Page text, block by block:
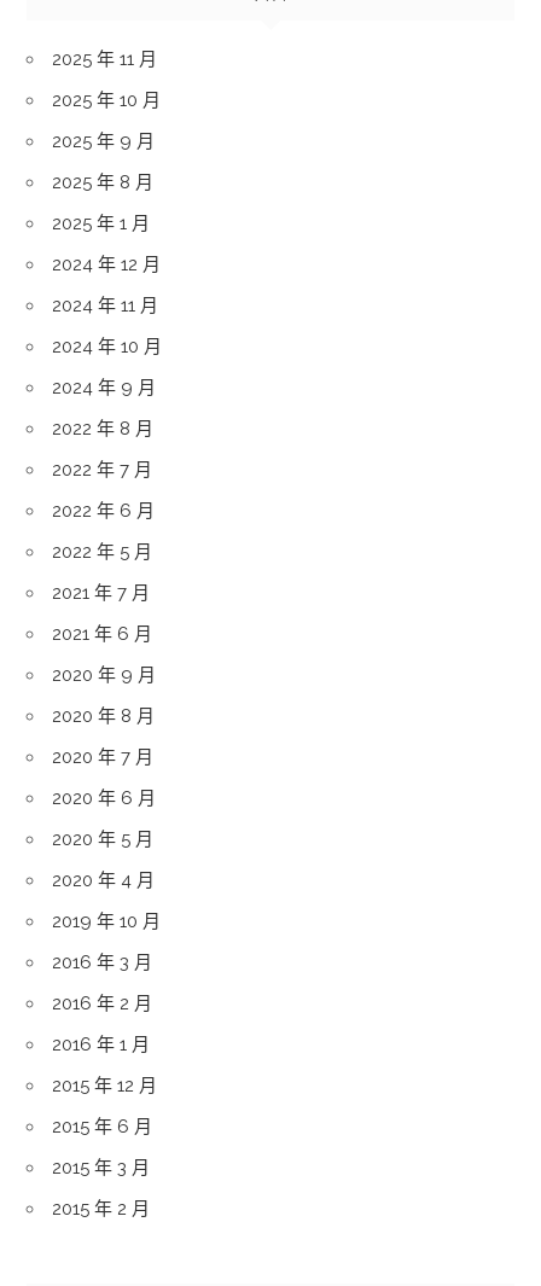
2025 年 11 月
2025 年 10 月
2025 年 9 月
2025 年 8 月
2025 年 1 月
2024 年 12 月
2024 年 11 月
2024 年 10 月
2024 年 9 月
2022 年 8 月
2022 年 7 月
2022 年 6 月
2022 年 5 月
2021 年 7 月
2021 年 6 月
2020 年 9 月
2020 年 8 月
2020 年 7 月
2020 年 6 月
2020 年 5 月
2020 年 4 月
2019 年 10 月
2016 年 3 月
2016 年 2 月
2016 年 1 月
2015 年 12 月
2015 年 6 月
2015 年 3 月
2015 年 2 月